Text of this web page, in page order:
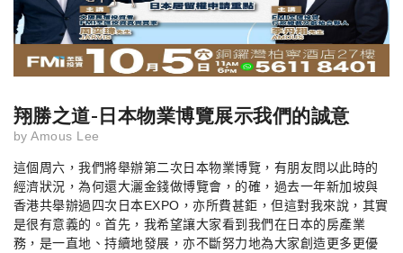
翔勝之道-日本物業博覽展示我們的誠意
by Amous Lee
這個周六，我們將舉辦第二次日本物業博覽，有朋友問以此時的
經濟狀況，為何還大灑金錢做博覽會，的確，過去一年新加坡與
香港共舉辦過四次日本EXPO ，亦所費甚鉅，但這對我來說，其實
是很有意義的。首先，我希望讓大家看到我們在日本的房產業
務，是一直地、持續地發展，亦不斷努力地為大家創造更多更優